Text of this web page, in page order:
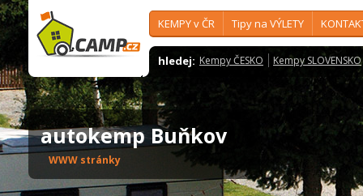
KEMPY v ČR Tipy na VÝLETY
hledej: Kempy ČESKO Kempy SLOVENSKO
autokemp Buňkov
WWW stránky